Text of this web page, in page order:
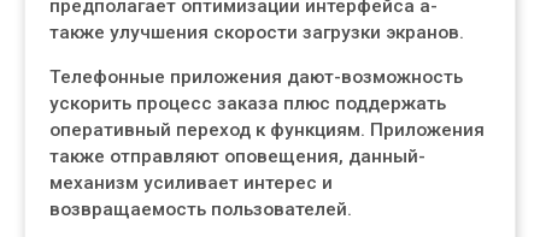
предполагает оптимизации интерфейса а-
также улучшения скорости загрузки экранов.
Телефонные приложения дают-возможность
ускорить процесс заказа плюс поддержать
оперативный переход к функциям. Приложения
также отправляют оповещения, данный-
механизм усиливает интерес и
возвращаемость пользователей.